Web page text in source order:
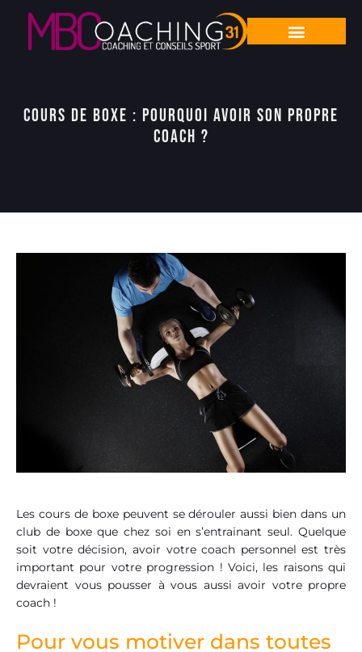
Cours de boxe : pourquoi avoir son propre
coach ?
Les cours de boxe peuvent se dérouler aussi bien dans un
club de boxe que chez soi en s’entrainant seul. Quelque
soit votre décision, avoir votre coach personnel est très
important pour votre progression ! Voici, les raisons qui
devraient vous pousser à vous aussi avoir votre propre
coach !
Pour vous motiver dans toutes